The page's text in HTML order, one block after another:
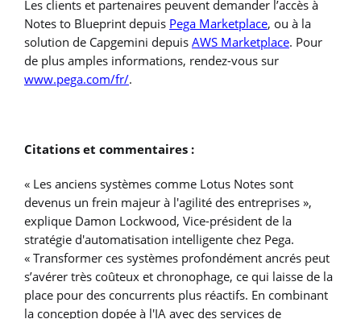
Les clients et partenaires peuvent demander l’accès à
Notes to Blueprint depuis Pega Marketplace, ou à la
solution de Capgemini depuis AWS Marketplace. Pour
de plus amples informations, rendez-vous sur
www.pega.com/fr/.
Citations et commentaires :
« Les anciens systèmes comme Lotus Notes sont
devenus un frein majeur à l'agilité des entreprises »,
explique Damon Lockwood, Vice-président de la
stratégie d'automatisation intelligente chez Pega.
« Transformer ces systèmes profondément ancrés peut
s’avérer très coûteux et chronophage, ce qui laisse de la
place pour des concurrents plus réactifs. En combinant
la conception dopée à l'IA avec des services de